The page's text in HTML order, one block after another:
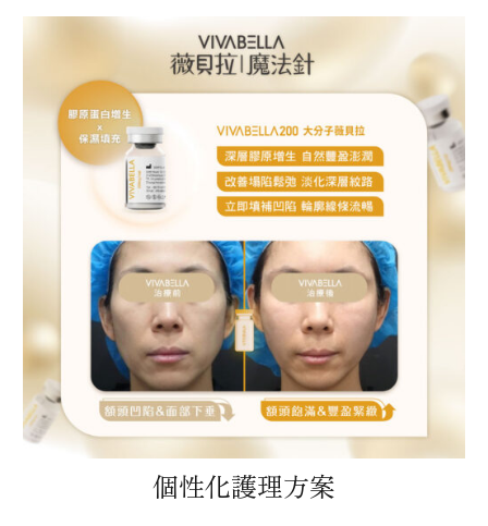
個性化護理方案